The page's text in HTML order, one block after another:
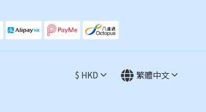
$ HKD 繁體中文